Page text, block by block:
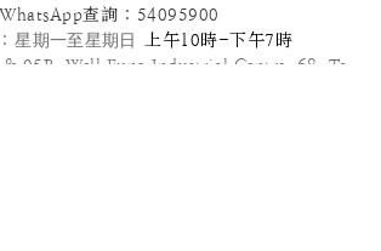
WhatsApp查詢 : 54095900
:星期一至星期日
上午10時-下午7時
05B ,Well Fung Industrial Centre, 68 Ta